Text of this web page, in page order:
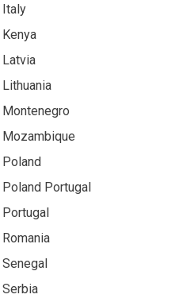
Italy
Kenya
Latvia
Lithuania
Montenegro
Mozambique
Poland
Poland Portugal
Portugal
Romania
Senegal
Serbia